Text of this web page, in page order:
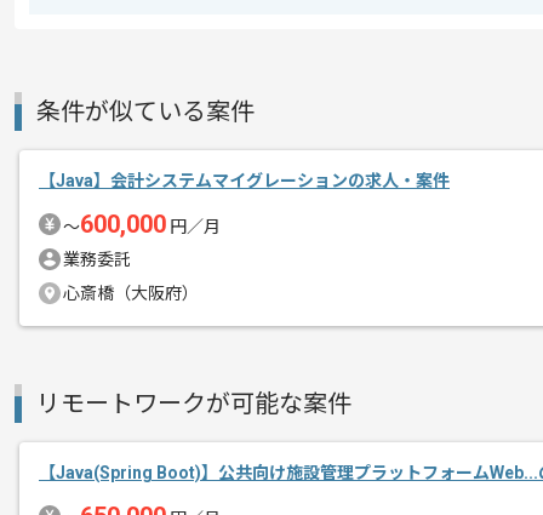
条件が似ている案件
【Java】会計システムマイグレーションの求人・案件
〜600,000 円／月
業務委託
心斎橋（大阪府）
リモートワークが可能な案件
【Java(Spring Boot)】公共向け施設管理プラットフォーム